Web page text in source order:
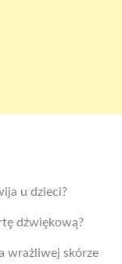
u dzieci?
dźwiękową?
wrażliwej skórze